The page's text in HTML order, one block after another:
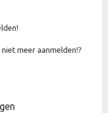
meer aanmelden!?